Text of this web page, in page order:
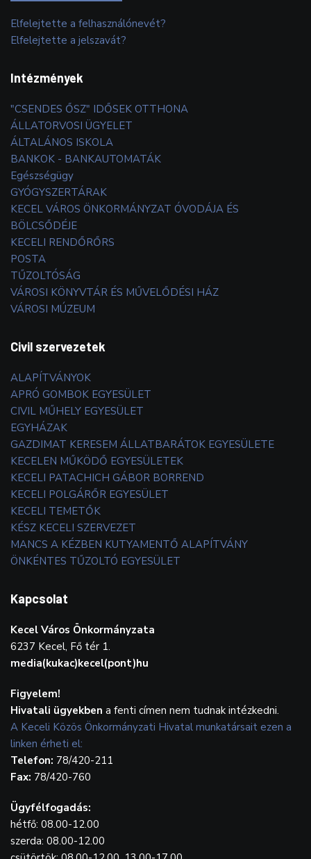
Elfelejtette a felhasználónevét?
Elfelejtette a jelszavát?
Intézmények
"CSENDES ŐSZ" IDŐSEK OTTHONA
ÁLLATORVOSI ÜGYELET
ÁLTALÁNOS ISKOLA
BANKOK - BANKAUTOMATÁK
Egészségügy
GYÓGYSZERTÁRAK
KECEL VÁROS ÖNKORMÁNYZAT ÓVODÁJA ÉS
BÖLCSŐDÉJE
KECELI RENDŐRŐRS
POSTA
TŰZOLTÓSÁG
VÁROSI KÖNYVTÁR ÉS MŰVELŐDÉSI HÁZ
VÁROSI MÚZEUM
Civil szervezetek
ALAPÍTVÁNYOK
APRÓ GOMBOK EGYESÜLET
CIVIL MŰHELY EGYESÜLET
EGYHÁZAK
GAZDIMAT KERESEM ÁLLATBARÁTOK EGYESÜLETE
KECELEN MŰKÖDŐ EGYESÜLETEK
KECELI PATACHICH GÁBOR BORREND
KECELI POLGÁRŐR EGYESÜLET
KECELI TEMETŐK
KÉSZ KECELI SZERVEZET
MANCS A KÉZBEN KUTYAMENTŐ ALAPÍTVÁNY
ÖNKÉNTES TŰZOLTÓ EGYESÜLET
Kapcsolat
Kecel Város Önkormányzata
6237 Kecel, Fő tér 1.
media(kukac)kecel(pont)hu
Figyelem!
Hivatali ügyekben a fenti címen nem tudnak intézkedni.
A Keceli Közös Önkormányzati Hivatal munkatársait ezen a
linken érheti el:
Telefon: 78/420-211
Fax: 78/420-760
Ügyfélfogadás:
hétfő: 08.00-12.00
szerda: 08.00-12.00